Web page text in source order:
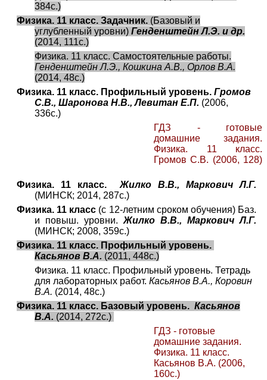
384с.)
Физика. 11 класс. Задачник. (Базовый и
углубленный уровни) Генденштейн Л.Э. и др.
(2014, 111с.)
Физика. 11 класс. Самостоятельные работы.
Генденштейн Л.Э., Кошкина А.В., Орлов В.А.
(2014, 48с.)
Физика. 11 класс. Профильный уровень. Громов
С.В., Шаронова Н.В., Левитан Е.П. (2006,
336с.)
ГДЗ - готовые
домашние задания.
Физика. 11 класс.
Громов С.В. (2006, 128)
Физика. 11 класс. Жилко В.В., Маркович Л.Г.
(МИНСК; 2014, 287с.)
Физика. 11 класс (с 12-летним сроком обучения) Баз.
и повыш. уровни. Жилко В.В., Маркович Л.Г.
(МИНСК; 2008, 359с.)
Физика. 11 класс. Профильный уровень.
Касьянов В.А. (2011, 448с.)
Физика. 11 класс. Профильный уровень. Тетрадь
для лабораторных работ. Касьянов В.А., Коровин
В.А. (2014, 48с.)
Физика. 11 класс. Базовый уровень. Касьянов
В.А. (2014, 272с.)
ГДЗ - готовые
домашние задания.
Физика. 11 класс.
Касьянов В.А. (2006,
160с.)